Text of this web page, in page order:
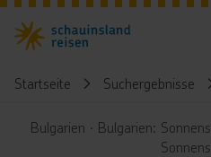
Startseite Suchergebnisse
Bulgarien ∙ Bulgarien: